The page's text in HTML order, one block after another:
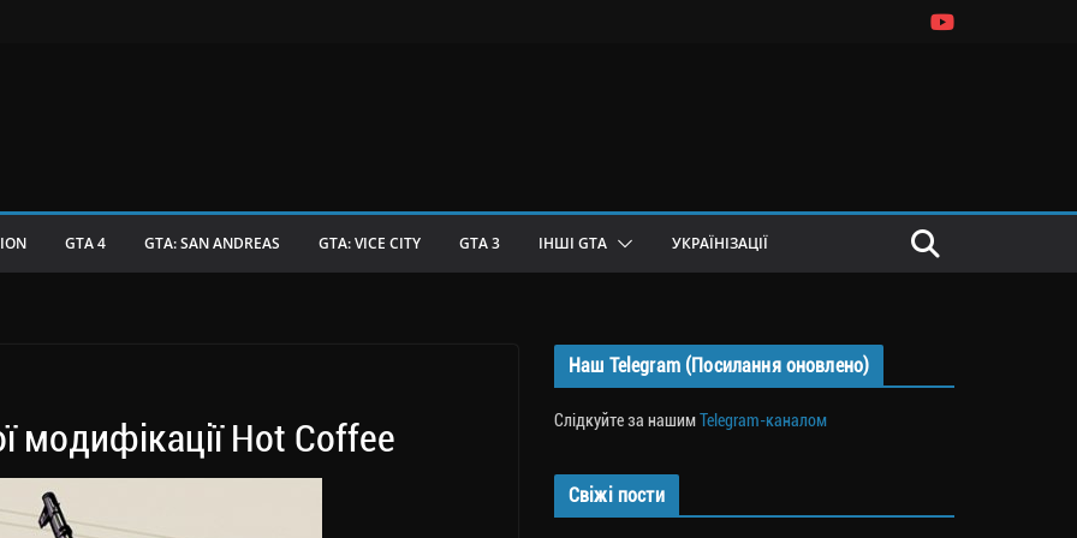
GTA 4 GTA: SAN ANDREAS GTA: VICE CITY GTA 3 ІНШІ GTA УКРАЇНІЗАЦІЇ
модифікації Hot Coffee
Наш Telegram (Посилання оновлено)
Слідкуйте за нашимTelegram-каналом
Свіжі пости